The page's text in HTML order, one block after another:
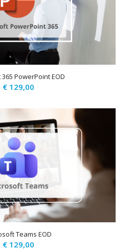
PowerPoint EOD
€129,00
Teams EOD
€129,00